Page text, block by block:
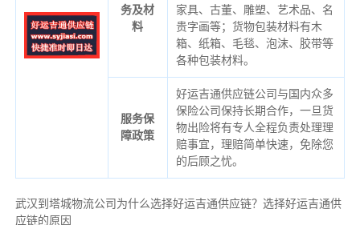
务及材
料
家具、古董、雕塑、艺术品、名
贵字画等；货物包装材料有木
箱、纸箱、毛毯、泡沫、胶带等
各种包装材料。
服务保
障政策
好运吉通供应链公司与国内众多
保险公司保持长期合作，一旦货
物出险将有专人全程负责处理理
赔事宜，理赔简单快速，免除您
的后顾之忧。
武汉到塔城物流公司为什么选择好运吉通供应链？选择好运吉通供
应链的原因